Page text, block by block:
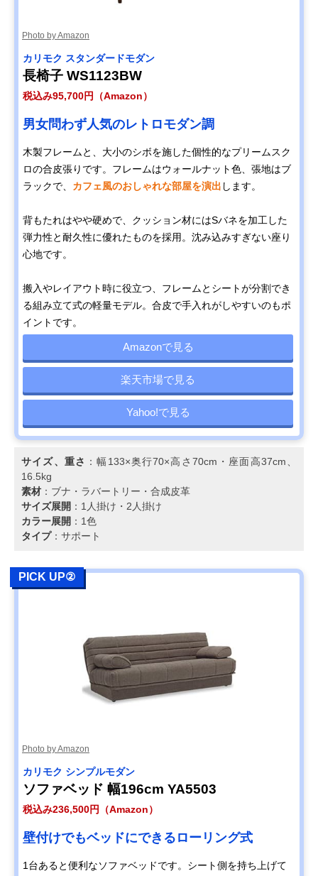
Amazonで見る
Amazonで見る
カリモク60 Kチェ
ア 2シーター 幅
Amazonで見る
Disney
COLLECTION ソ
U35100BK ミッキ
ーマウス
ミッキーマウスが
モチーフの可愛い
Amazonで見る
カリモク スタンダ
ソファ 幅182cm
ZU4922
包み込まれるよう
掛けロング
39.5cm、48kg
Amazonで見る
175cm UW1209
Amazonで見る
COLONIAL ソファ
YC6053
おしゃれで存在感
スタイル
幅204.5×奥行
38cm、48kg
カリモク スタンダ
ードモダン 2人掛
ソファ 幅176.5㎝
UW2002
生活スタイルにあ
わせてカスタムが
可能
高さ69cm・座高
カリモク スタンダ
ードモダン 3人掛
ソファ 幅198cm
自然なS字で首ま
で支えるハイバッ
クの背もたれ
さ93cm・座高
39cm、40kg
楽天市場で見る
ソファ 幅144cm
WC1002
ルスタイルを現代
ソファ 幅204cm
高いモデル
38.5cm、49kg
Photo by Amazon
カリモク スタンダードモダン
長椅子 WS1123BW
税込み95,700円（Amazon）
男女問わず人気のレトロモダン調
木製フレームと、大小のシボを施した個性的なプリームスク
ロの合皮張りです。フレームはウォールナット色、張地はブ
ラックで、 カフェ風のおしゃれな部屋を演出 します。
背もたれはやや硬めで、クッション材にはSバネを加工した
弾力性と耐久性に優れたものを採用。沈み込みすぎない座り
心地です。
搬入やレイアウト時に役立つ、フレームとシートが分割でき
る組み立て式の軽量モデル。合皮で手入れがしやすいのもポ
イントです。
Amazonで見る
楽天市場で見る
Yahoo!で見る
サイズ、重さ ：幅133×奥行70×高さ70cm・座面高37cm、
16.5kg
素材 ：ブナ・ラバートリー・合成皮革
サイズ展開 ：1人掛け・2人掛け
カラー展開 ：1色
タイプ：サポート
PICK UP②
Photo by Amazon
カリモク シンプルモダン
ソファベッド 幅196cm YA5503
税込み236,500円（Amazon）
壁付けでもベッドにできるローリング式
1台あると便利なソファベッドです。シート側を持ち上げて